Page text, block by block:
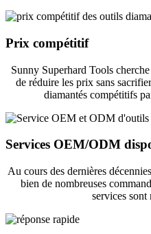
Prix ​​compétitif
Sunny Superhard Tools
de réduire les prix sans
diamantés compétitifs
Services OEM/ODM
Au cours des dernières
bien de nombreuses
services sont